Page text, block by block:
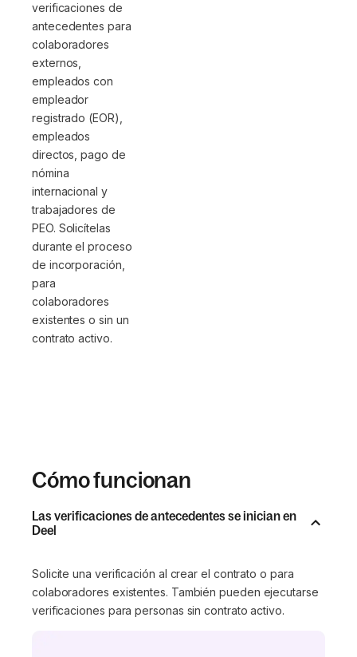
verificaciones de
antecedentes para
colaboradores
externos,
empleados con
empleador
registrado (EOR),
empleados
directos, pago de
nómina
internacional y
trabajadores de
PEO. Solicítelas
durante el proceso
de incorporación,
para
colaboradores
existentes o sin un
contrato activo.
Cómo funcionan
Las verificaciones de antecedentes se inician en
Deel
Solicite una verificación al crear el contrato o para
colaboradores existentes. También pueden ejecutarse
verificaciones para personas sin contrato activo.